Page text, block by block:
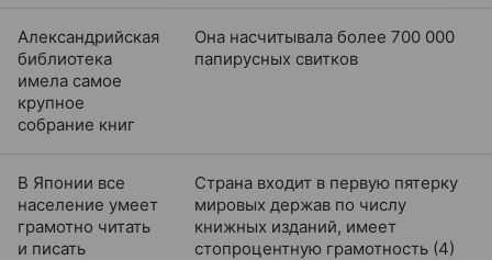
Александрийская
библиотека
имела самое
крупное
собрание книг
Она насчитывала более 700 000
папирусных свитков
В Японии все
население умеет
грамотно читать
и писать
Страна входит в первую пятерку
мировых держав по числу
книжных изданий, имеет
стопроцентную грамотность (4)